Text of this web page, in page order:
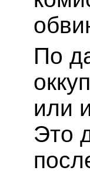
По
или
Это